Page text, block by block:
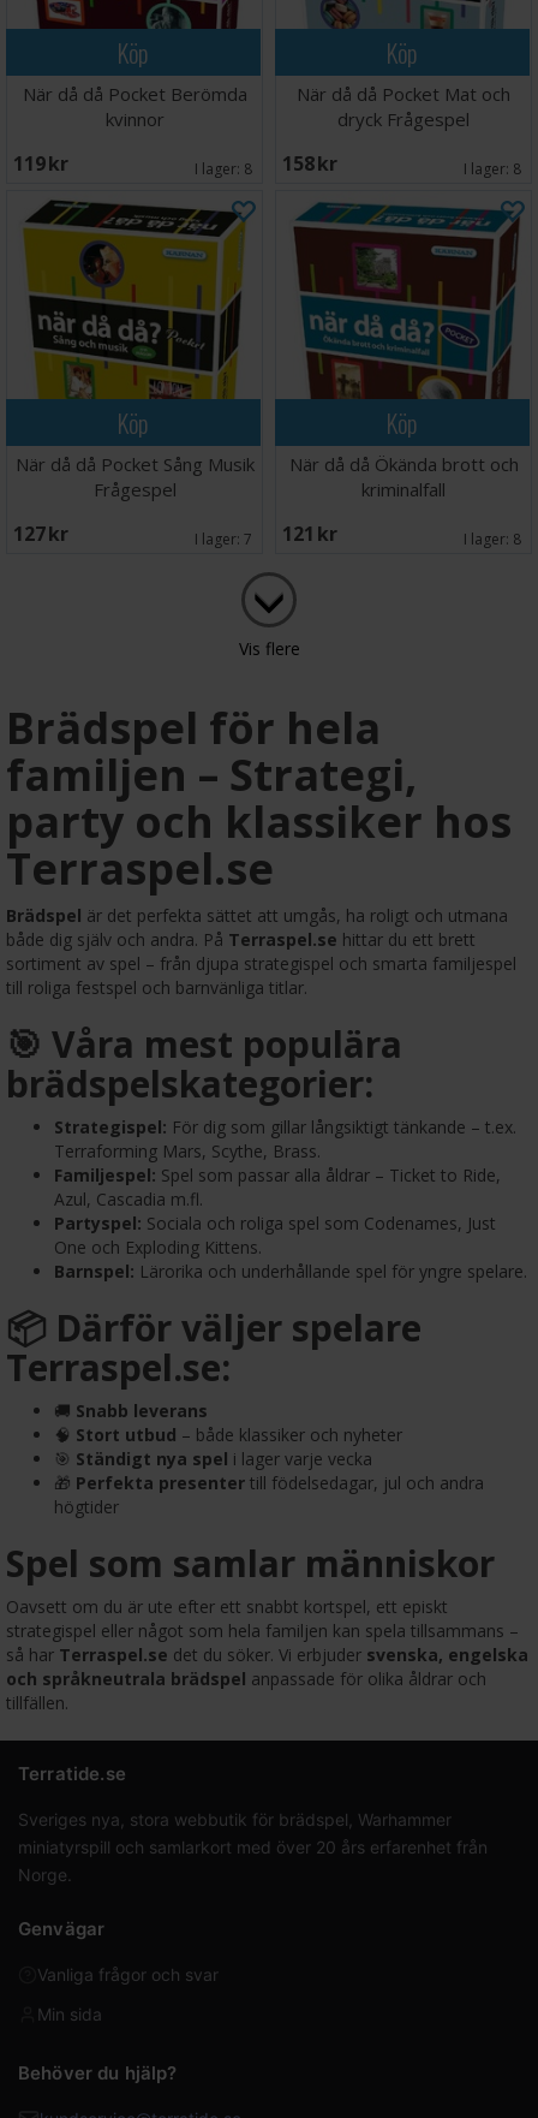
Köp
När då då Pocket Berömda
kvinnor
119 SEK I lager: 8
Köp
När då då Pocket Mat och
dryck Frågespel
158 SEK I lager: 8
Köp
När då då Pocket Sång Musik
Frågespel
127 SEK I lager: 7
Köp
När då då Ökända brott och
kriminalfall
121 SEK I lager: 8
Vis flere
Brädspel för hela
familjen – Strategi,
party och klassiker hos
Terraspel.se
Brädspel är det perfekta sättet att umgås, ha roligt och utmana
både dig själv och andra. På Terraspel.se hittar du ett brett
sortiment av spel – från djupa strategispel och smarta familjespel
till roliga festspel och barnvänliga titlar.
🎯 Våra mest populära
brädspelskategorier:
Strategispel: För dig som gillar långsiktigt tänkande – t.ex.
Terraforming Mars, Scythe, Brass.
Familjespel: Spel som passar alla åldrar – Ticket to Ride,
Azul, Cascadia m.fl.
Partyspel: Sociala och roliga spel som Codenames, Just
One och Exploding Kittens.
Barnspel: Lärorika och underhållande spel för yngre spelare.
📦 Därför väljer spelare
Terraspel.se:
🚚 Snabb leverans
🧠 Stort utbud – både klassiker och nyheter
🎯 Ständigt nya spel i lager varje vecka
🎁 Perfekta presenter till födelsedagar, jul och andra
högtider
Spel som samlar människor
Oavsett om du är ute efter ett snabbt kortspel, ett episkt
strategispel eller något som hela familjen kan spela tillsammans –
så har Terraspel.se det du söker. Vi erbjuder svenska, engelska
och språkneutrala brädspel anpassade för olika åldrar och
tillfällen.
Terratide.se
Sveriges nya, stora webbutik för brädspel, Warhammer
miniatyrspill och samlarkort med över 20 års erfarenhet från
Norge.
Genvägar
Vanliga frågor och svar
Min sida
Behöver du hjälp?